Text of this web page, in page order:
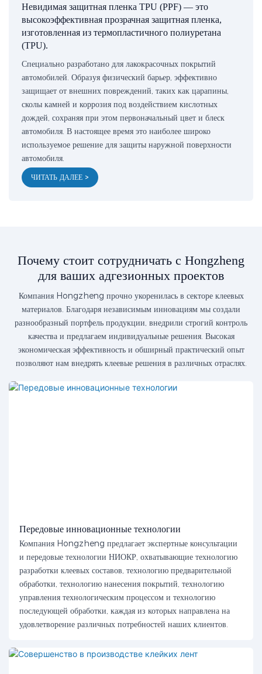
Невидимая защитная пленка TPU (PPF) — это
высокоэффективная прозрачная защитная пленка,
изготовленная из термопластичного полиуретана
(TPU).
Специально разработано для лакокрасочных покрытий
автомобилей. Образуя физический барьер, эффективно
защищает от внешних повреждений, таких как царапины,
сколы камней и коррозия под воздействием кислотных
дождей, сохраняя при этом первоначальный цвет и блеск
автомобиля. В настоящее время это наиболее широко
используемое решение для защиты наружной поверхности
автомобиля.
ЧИТАТЬ ДАЛЕЕ >
Почему стоит сотрудничать с Hongzheng
для ваших адгезионных проектов
Компания Hongzheng прочно укоренилась в секторе клеевых
материалов. Благодаря независимым инновациям мы создали
разнообразный портфель продукции, внедрили строгий контроль
качества и предлагаем индивидуальные решения. Высокая
экономическая эффективность и обширный практический опыт
позволяют нам внедрять клеевые решения в различных отраслях.
Передовые инновационные технологии
Компания Hongzheng предлагает экспертные консультации
и передовые технологии НИОКР, охватывающие технологию
разработки клеевых составов, технологию предварительной
обработки, технологию нанесения покрытий, технологию
управления технологическим процессом и технологию
последующей обработки, каждая из которых направлена ​​на
удовлетворение различных потребностей наших клиентов.